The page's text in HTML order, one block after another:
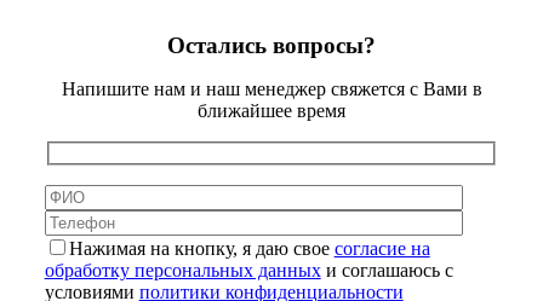
Остались вопросы?
Напишите нам и наш менеджер свяжется с Вами в
ближайшее время
Нажимая на кнопку, я даю свое согласие на
обработку персональных данныхи соглашаюсь с
условиями политики конфиденциальности